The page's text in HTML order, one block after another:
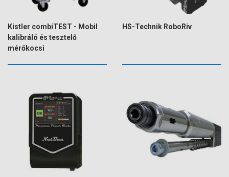
Kistler combiTEST - Mobil
kalibráló és tesztelő
mérőkocsi
HS-Technik RoboRiv